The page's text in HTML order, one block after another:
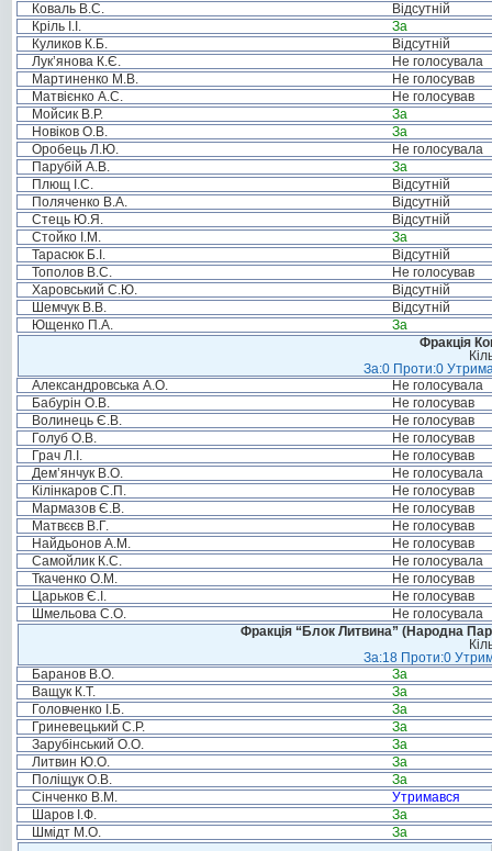
Коваль В.С.
Відсутній
Кріль І.І.
За
Куликов К.Б.
Відсутній
Лук’янова К.Є.
Не голосувала
Мартиненко М.В.
Не голосував
Матвієнко А.С.
Не голосував
Мойсик В.Р.
За
Новіков О.В.
За
Оробець Л.Ю.
Не голосувала
Парубій А.В.
За
Плющ І.С.
Відсутній
Поляченко В.А.
Відсутній
Стець Ю.Я.
Відсутній
Стойко І.М.
За
Тарасюк Б.І.
Відсутній
Тополов В.С.
Не голосував
Харовський С.Ю.
Відсутній
Шемчук В.В.
Відсутній
Ющенко П.А.
За
Фракція
За:0 Проти:0
Александровська А.О.
Не голосувала
Бабурін О.В.
Не голосував
Волинець Є.В.
Не голосував
Голуб О.В.
Не голосував
Грач Л.І.
Не голосував
Дем’янчук В.О.
Не голосувала
Кілінкаров С.П.
Не голосував
Мармазов Є.В.
Не голосував
Матвєєв В.Г.
Не голосував
Найдьонов А.М.
Не голосував
Самойлик К.С.
Не голосувала
Ткаченко О.М.
Не голосував
Царьков Є.І.
Не голосував
Шмельова С.О.
Не голосувала
Фракція “Блок Литвина” (Народна
За:18 Проти:0
Баранов В.О.
За
Ващук К.Т.
За
Головченко І.Б.
За
Гриневецький С.Р.
За
Зарубінський О.О.
За
Литвин Ю.О.
За
Поліщук О.В.
За
Сінченко В.М.
Утримався
Шаров І.Ф.
За
Шмідт М.О.
За